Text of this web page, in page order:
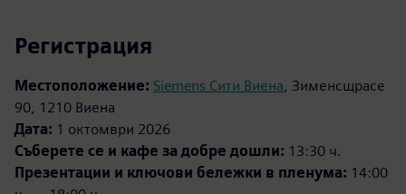
Регистрация
Местоположение: Siemens Сити Виена , Зименсщрасе
90, 1210 Виена
Дата: 1 октомври 2026
Съберете се и кафе за добре дошли: 13:30 ч.
Презентации и ключови бележки в пленума: 14:00